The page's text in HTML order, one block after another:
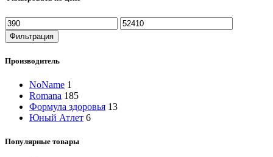
Минимальная
цена
Максимальная
цена
Фильтрация
Производитель
NoName 1
Romana 185
Формула здоровья 13
Юный Атлет 6
Популярные товары